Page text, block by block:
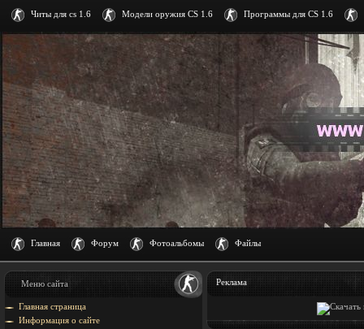
Читы для cs 1.6 Модели оружия CS 1.6 Программы для CS 1.6
Главная Форум Фотоальбомы Файлы
Меню сайта
Главная страница
Информация о сайте
Реклама